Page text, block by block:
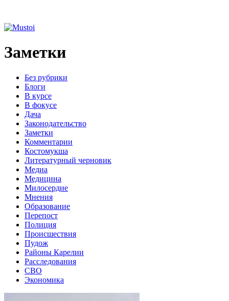
Заметки
Без рубрики
Блоги
В курсе
В фокусе
Дача
Законодательство
Заметки
Комментарии
Костомукша
Литературный черновик
Медиа
Медицина
Милосердие
Мнения
Образование
Перепост
Полиция
Происшествия
Пудож
Районы Карелии
Расследования
СВО
Экономика